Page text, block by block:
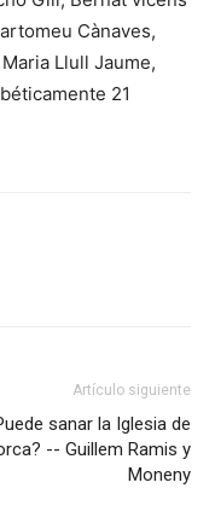
Cànaves,
Llull Jaume,
21
Artículo siguiente
sanar la Iglesia de
-- Guillem Ramis y
Moneny